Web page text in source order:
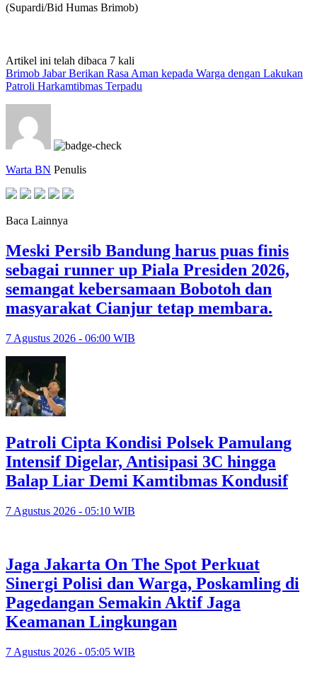
(Supardi/Bid Humas Brimob)
Artikel ini telah dibaca 7 kali
Brimob Jabar Berikan Rasa Aman kepada Warga dengan Lakukan
Patroli Harkamtibmas Terpadu
Warta BN Penulis
Baca Lainnya
Meski Persib Bandung harus puas finis
sebagai runner up Piala Presiden 2026,
semangat kebersamaan Bobotoh dan
masyarakat Cianjur tetap membara.
7 Agustus 2026 - 06:00 WIB
Patroli Cipta Kondisi Polsek Pamulang
Intensif Digelar, Antisipasi 3C hingga
Balap Liar Demi Kamtibmas Kondusif
7 Agustus 2026 - 05:10 WIB
Jaga Jakarta On The Spot Perkuat
Sinergi Polisi dan Warga, Poskamling di
Pagedangan Semakin Aktif Jaga
Keamanan Lingkungan
7 Agustus 2026 - 05:05 WIB